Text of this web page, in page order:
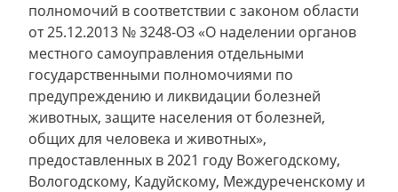
полномочий в соответствии с законом области
от 25.12.2013 № 3248-ОЗ «О наделении органов
местного самоуправления отдельными
государственными полномочиями по
предупреждению и ликвидации болезней
животных, защите населения от болезней,
общих для человека и животных»,
предоставленных в 2021 году Вожегодскому,
Вологодскому, Кадуйскому, Междуреченскому и